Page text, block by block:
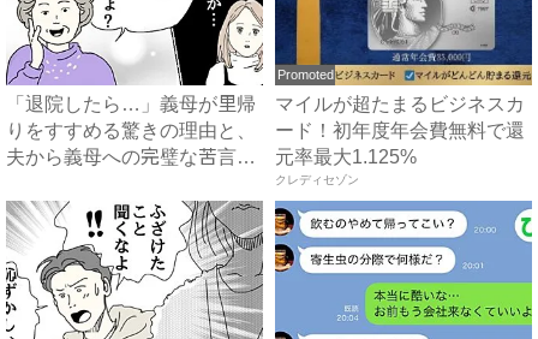
「退院したら…」義母が里帰
りをすすめる驚きの理由と、
夫から義母への完璧な苦言
Promoted
マイルが超たまるビジネスカ
ード！初年度年会費無料で還
元率最大1.125%
クレディセゾン